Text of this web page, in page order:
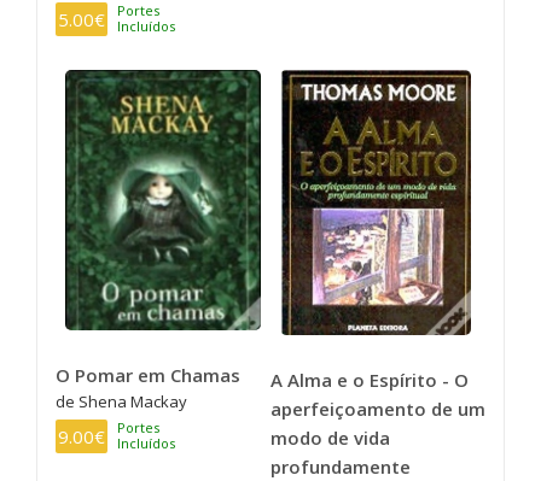
5.00€
Portes
Incluídos
O Pomar em Chamas
de Shena Mackay
9.00€
Portes
Incluídos
A Alma e o Espírito - O
aperfeiçoamento de um
modo de vida
profundamente